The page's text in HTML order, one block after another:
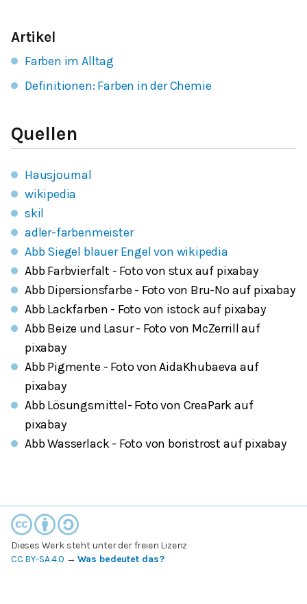
Artikel
Farben im Alltag
Definitionen: Farben in der Chemie
Quellen
Hausjournal
wikipedia
skil
adler-farbenmeister
Abb Siegel blauer Engel von wikipedia
Abb Farbvierfalt - Foto von stux auf pixabay
Abb Dipersionsfarbe - Foto von Bru-No auf pixabay
Abb Lackfarben - Foto von istock auf pixabay
Abb Beize und Lasur - Foto von McZerrill auf
pixabay
Abb Pigmente - Foto von AidaKhubaeva auf
pixabay
Abb Lösungsmittel- Foto von CreaPark auf
pixabay
Abb Wasserlack - Foto von boristrost auf pixabay
Dieses Werk steht unter der freien Lizenz
CC BY-SA 4.0 →Was bedeutet das?